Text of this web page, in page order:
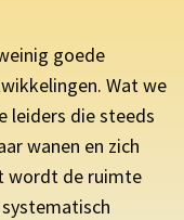
goede
Wat we
leiders die steeds
wanen en zich
wordt de ruimte